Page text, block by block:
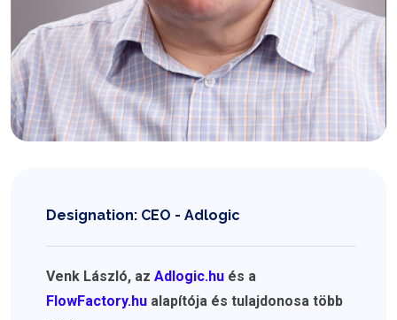
Designation: CEO - Adlogic
Venk László, az Adlogic.hu és a
FlowFactory.hu alapítója és tulajdonosa több